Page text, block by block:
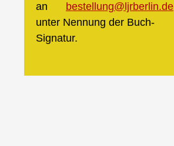
an
bestellung@ljrberlin.de
unter Nennung der Buch-
Signatur.